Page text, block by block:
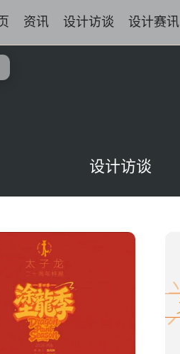
资讯 设计访谈 设计赛讯
设计访谈